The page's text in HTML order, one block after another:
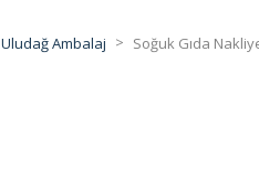
Uludağ Ambalaj > Soğuk Gıda